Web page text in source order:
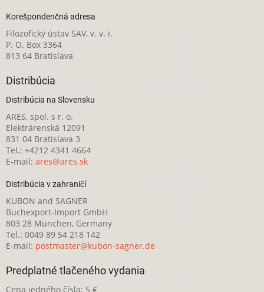
Korešpondenčná adresa
Filozofický ústav SAV, v. v. i.
P. O. Box 3364
813 64 Bratislava
Distribúcia
Distribúcia na Slovensku
ARES, spol. s r. o.
Elektrárenská 12091
831 04 Bratislava 3
Tel.: +4212 4341 4664
E-mail: ares@ares.sk
Distribúcia v zahraničí
KUBON and SAGNER
Buchexport-Import GmbH
803 28 München, Germany
Tel.: 0049 89 54 218 142
E-mail: postmaster@kubon-sagner.de
Predplatné tlačeného vydania
Cena jedného čísla: 5 €